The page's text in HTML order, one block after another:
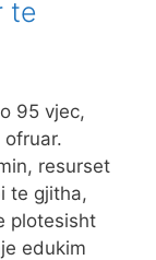
te
95 vjec,
resurset
te gjitha,
plotesisht
edukim